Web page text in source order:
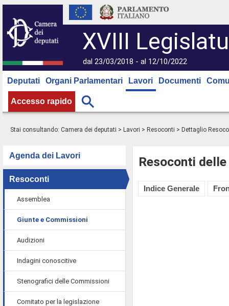
XVIII
dal 23/03/2018 - al 12/10/2022
Deputati Organi Parlamentari Lavori Documenti
Accesso rapido
Stai consultando: Camera dei deputati > Lavori > Resoconti > Dettaglio
Agenda dei Lavori
Resoconti
Assemblea
Giunte e Commissioni
Audizioni
Indagini conoscitive
Stenografici delle Commissioni
Comitato per la legislazione
Resoconti
Indice Generale